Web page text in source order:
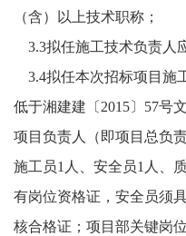
（含）以上技术职称；
3.3拟任施工技术负责人
3.4拟任本次招标项目施
低于湘建建〔2015〕57号
项目负责人（即项目总负
施工员1 人、安全员1 人、
有岗位资格证，安全员须
核合格证；项目部关键岗